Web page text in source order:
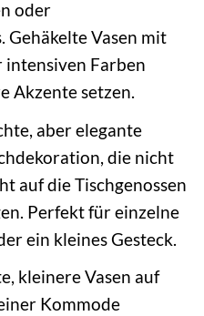
oder
Gehäkelte Vasen mit
Farben
Akzente setzen.
aber elegante
die nicht
auf die Tischgenossen
Perfekt für einzelne
ein kleines Gesteck.
kleinere Vasen auf
Kommode